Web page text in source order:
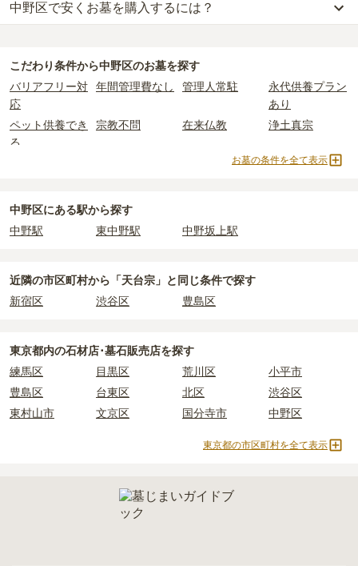
中野区での購入費用の目安は、一般墓が約312万円、樹木葬が約62
万円、納骨堂が約41万円、永代供養墓が約45万円です。
2つが主な費用となります。
の一般墓の永代使用料の平均は145万円 で、墓石代は東京都
の平均
です。いずれも区画の広さや墓石の大きさ・素材
樹木葬・納骨堂・永代供養墓は、基本的に墓石代がかからず、永代
・ 開眼法要の費用
：お墓を新しく建てた際に行う儀式のための費
用。僧侶に渡すお布施がかかります。
・納骨式の費用
：お墓に遺骨を納める儀式のための費用。僧侶に渡
・年間管理費：お墓の管理費。契約後、毎年発生するケースがあり
積もりを取るまで確定しません。
現地見学では、担当者に「提示金額以外にかかる費用はないか」を
必ず確認することをおすすめします。
現地への見学が難しい場合は、資料請求でも各霊園の詳しい料金案
内を取り寄せることができます。
中野区で安くお墓を購入するには？
20万円 からお求めいただけます。
する「合祀墓（ごうしぼ）」と呼ばれるタイプです。個別のお墓に
比べて省スペースで管理の手間がかからないため、費用が安く設定
されています。
価格の目安は、1名あたり5万円〜30万円程度です。
お墓を探すのがおすすめです。
こだわり条件から中野区のお墓を探す
バリアフリー対
応
年間管理費なし 管理人常駐
永代供養プラン
あり
ペット供養でき
る
宗教不問 在来仏教 浄土真宗
浄土宗
納骨堂
永代供養墓
1人用区画あり
2人用区画あり 3人用区画あり
お墓の条件を全て表示
中野区にある駅から探す
中野駅
東中野駅 中野坂上駅
近隣の市区町村から 「天台宗」と 同じ条件で探す
新宿区
渋谷区 豊島区
東京都内の石材店･墓石販売店を探す
練馬区
目黒区 荒川区
小平市
豊島区
台東区 北区
渋谷区
東村山市
文京区 国分寺市 中野区
東京都の市区町村を全て表示